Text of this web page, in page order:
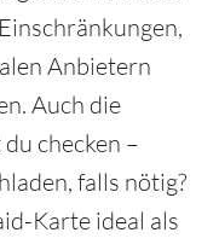
Anbietern
Auch die
checken –
falls nötig?
Karte ideal als